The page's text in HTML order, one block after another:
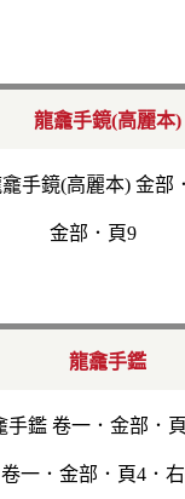
龍龕手鏡(高麗本)
金部．頁9
龍龕手鑑
卷一．金部．頁4．右